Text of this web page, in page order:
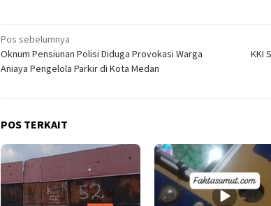
Navigasi
pos
Pos sebelumnya
Oknum Pensiunan Polisi Diduga Provokasi Warga
Aniaya Pengelola Parkir di Kota Medan
KKI
POS TERKAIT